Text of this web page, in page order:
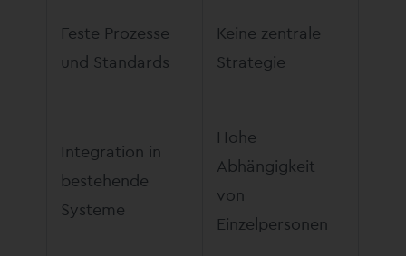
Feste Prozesse
und Standards
Keine zentrale
Strategie
Integration in
bestehende
Systeme
Hohe
Abhängigkeit
von
Einzelpersonen